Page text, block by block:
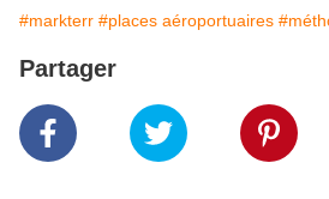
#markterr #places aéroportuaires
Partager